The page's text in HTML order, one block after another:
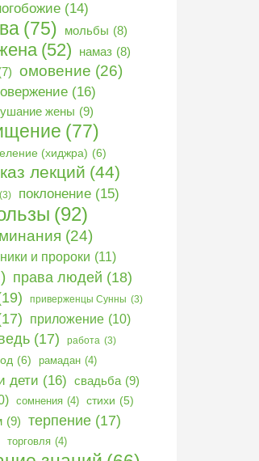
(14)
(75) мольбы (8)
(52) намаз (8)
омовение (26)
(16)
жены (9)
(77)
(хиджра) (6)
лекций (44)
(3) поклонение (15)
(92)
(24)
и пророки (11)
права людей (18)
приверженцы Сунны (3)
приложение (10)
(17) работа (3)
(6) рамадан (4)
дети (16) свадьба (9)
сомнения (4) стихи (5)
(9) терпение (17)
торговля (4)